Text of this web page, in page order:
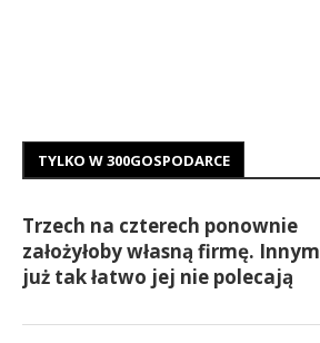
TYLKO W 300GOSPODARCE
Trzech na czterech ponownie
założyłoby własną firmę. Innym
już tak łatwo jej nie polecają